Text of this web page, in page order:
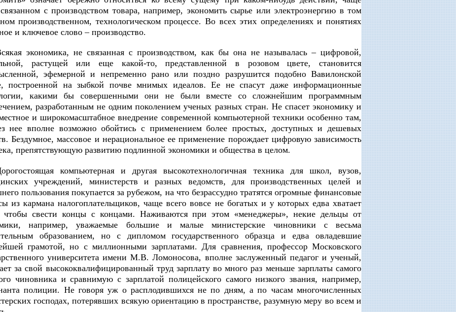
связанном с производством товара, например, экономить сырье или электроэнергию в том
производственном, технологическом процессе. Во всех этих определениях и понятиях
и ключевое слово – производство.
экономика, не связанная с производством, как бы она не называлась – цифровой,
растущей или еще какой-то, представленной в розовом цвете, становится
эфемерной и непременно рано или поздно разрушится подобно Вавилонской
построенной на зыбкой почве мнимых идеалов. Ее не спасут даже информационные
какими бы совершенными они не были вместе со сложнейшим программным
разработанным не одним поколением ученых разных стран. Не спасет экономику и
и широкомасштабное внедрение современной компьютерной техники особенно там,
нее вполне возможно обойтись с применением более простых, доступных и дешевых
Бездумное, массовое и нерациональное ее применение порождает цифровую зависимость
препятствующую развитию подлинной экономики и общества в целом.
компьютерная и другая высокотехнологичная техника для школ, вузов,
учреждений, министерств и разных ведомств, для производственных целей и
пользования покупается за рубежом, на что безрассудно тратятся огромные финансовые
из кармана налогоплательщиков, чаще всего вовсе не богатых и у которых едва хватает
чтобы свести концы с концами. Наживаются при этом «менеджеры», некие дельцы от
например, уважаемые большие и малые министерские чиновники с весьма
образованием, но с дипломом государственного образца и едва овладевшие
грамотой, но с миллионными зарплатами. Для сравнения, профессор Московского
университета имени М.В. Ломоносова, вполне заслуженный педагог и ученый,
за свой высококвалифицированный труд зарплату во много раз меньше зарплаты самого
чиновника и сравнимую с зарплатой полицейского самого низкого звания, например,
полиции. Не говоря уж о расплодившихся не по дням, а по часам многочисленных
господах, потерявших всякую ориентацию в пространстве, разумную меру во всем и